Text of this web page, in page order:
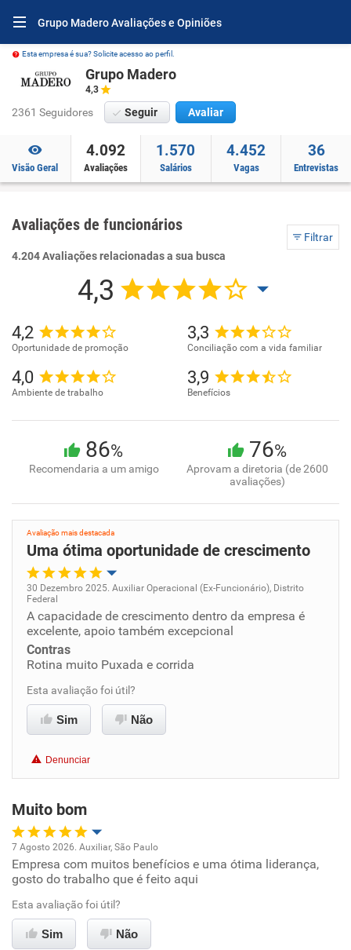
Grupo Madero Avaliações e Opiniões
Esta empresa é sua? Solicite acesso ao perfil.
Grupo Madero
4,3
2361 Seguidores Seguir Avaliar
Visão Geral
4.092
Avaliações
1.570
Salários
4.452
Vagas
36
Entrevistas
Avaliações de funcionários
Filtrar
4.204 Avaliações relacionadas a sua busca
4,3
4,2
Oportunidade de promoção
3,3
Conciliação com a vida familiar
4,0
Ambiente de trabalho
3,9
Benefícios
86%
Recomendaria a um amigo
76%
Aprovam a diretoria (de 2600
avaliações)
Avaliação mais destacada
Uma ótima oportunidade de crescimento
Oportunidade de promoção
Ambiente de trabalho
Conciliação com a vida familiar
Benefícios
Recomenda esta empresa
30 Dezembro 2025. Auxiliar Operacional (Ex-Funcionário), Distrito
Federal
A capacidade de crescimento dentro da empresa é
excelente, apoio também excepcional
Contras
Rotina muito Puxada e corrida
Esta avaliação foi útil?
Sim Não
Denunciar
Muito bom
Oportunidade de promoção
Ambiente de trabalho
Conciliação com a vida familiar
7 Agosto 2026. Auxiliar, São Paulo
Empresa com muitos benefícios e uma ótima liderança,
gosto do trabalho que é feito aqui
Esta avaliação foi útil?
Sim Não